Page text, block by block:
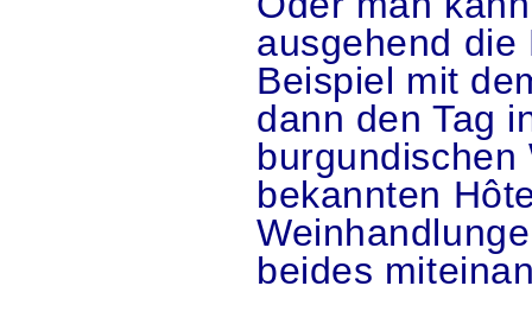
ausgehend die
Beispiel mit
dann den Tag
burgundischen
bekannten
beides